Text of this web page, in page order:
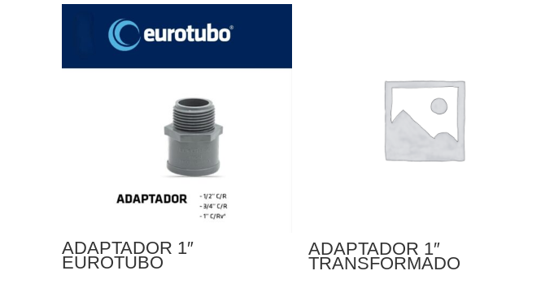
ADAPTADOR 1″
EUROTUBO
ADAPTADOR 1″
TRANSFORMADO